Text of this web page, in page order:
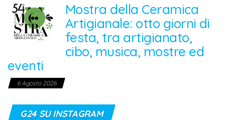
Mostra della Ceramica
Artigianale: otto giorni di
festa, tra artigianato,
cibo, musica, mostre ed
eventi
6 Agosto 2026
G24 SU INSTAGRAM